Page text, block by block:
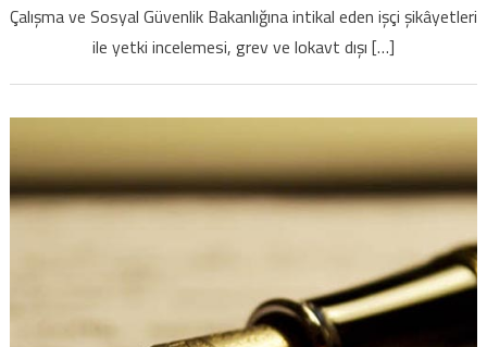
Çalışma ve Sosyal Güvenlik Bakanlığına intikal eden işçi şikâyetleri
ile yetki incelemesi, grev ve lokavt dışı […]